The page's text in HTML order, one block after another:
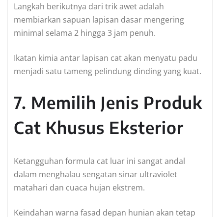
Langkah berikutnya dari trik awet adalah
membiarkan sapuan lapisan dasar mengering
minimal selama 2 hingga 3 jam penuh.
Ikatan kimia antar lapisan cat akan menyatu padu
menjadi satu tameng pelindung dinding yang kuat.
7. Memilih Jenis Produk
Cat Khusus Eksterior
Ketangguhan formula cat luar ini sangat andal
dalam menghalau sengatan sinar ultraviolet
matahari dan cuaca hujan ekstrem.
Keindahan warna fasad depan hunian akan tetap